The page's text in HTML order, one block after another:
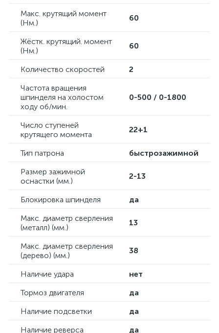
Maкс. крутящий момент
(Нм.)
60
Жёстк. крутящий. момент
(Нм.)
60
Количество скоростей
2
Частота вращения
шпинделя на холостом
ходу об/мин.
0-500 / 0-1800
Число ступеней
крутящего момента
22+1
Тип патрона
быстрозажимной
Размер зажимной
оснастки (мм.)
2-13
Блокировка шпинделя
да
Maкс. диаметр сверления
(металл) (мм.)
13
Maкс. диаметр сверления
(дерево) (мм.)
38
Наличие удара
нет
Тормоз двигателя
да
Наличие подсветки
да
Наличие реверса
да